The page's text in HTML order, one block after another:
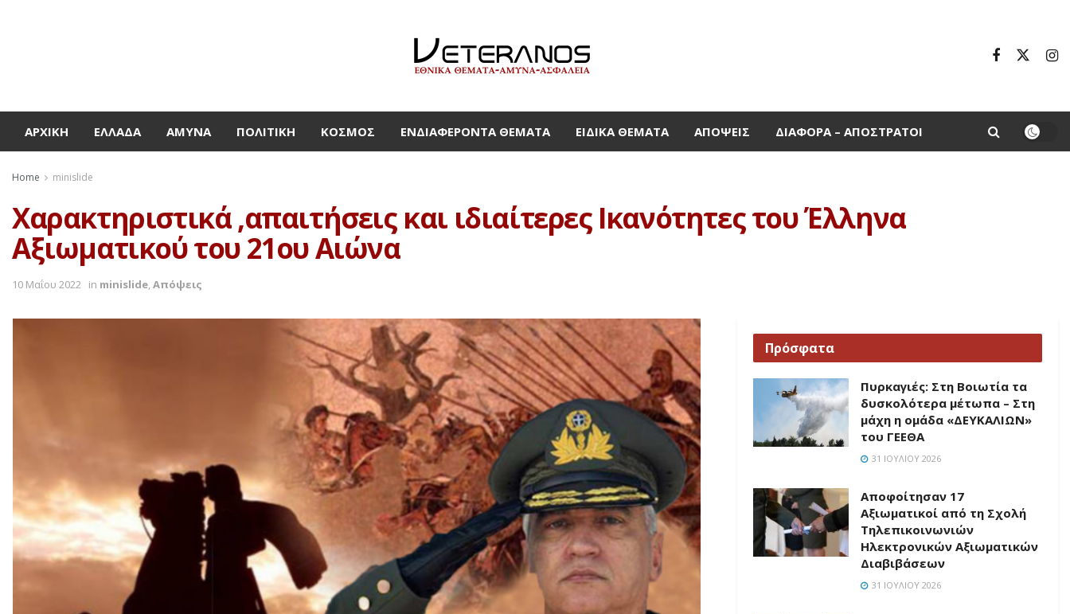
ΑΡΧΙΚΉ ΕΛΛΆΔΑ ΆΜΥΝΑ ΠΟΛΙΤΙΚΉ ΚΌΣΜΟΣ ΕΝΔΙΑΦΈΡΟΝΤΑ ΘΈΜΑΤΑ ΕΙΔΙΚΆ ΘΈΜΑΤΑ ΑΠΌΨΕΙΣ ΔΙΆΦΟΡΑ – ΑΠΌΣΤΡΑΤΟΙ
Home minislide
Χαρακτηριστικά ,απαιτήσεις και ιδιαίτερες Ικανότητες του Έλληνα
Αξιωματικού του 21ου Αιώνα
10 Μαΐου 2022 in minislide,Απόψεις
Πρόσφατα
Πυρκαγιές: Στη Βοιωτία τα
δυσκολότερα μέτωπα – Στη
μάχη η ομάδα «ΔΕΥΚΑΛΙΩΝ»
του ΓΕΕΘΑ
31 ΙΟΥΛΊΟΥ 2026
Αποφοίτησαν 17
Αξιωματικοί από τη Σχολή
Τηλεπικοινωνιών
Ηλεκτρονικών Αξιωματικών
Διαβιβάσεων
31 ΙΟΥΛΊΟΥ 2026